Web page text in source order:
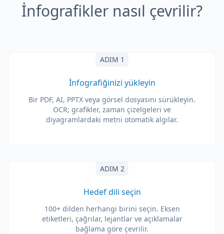
İnfografikler nasıl çevrilir?
ADIM 1
İnfografiğinizi yükleyin
Bir PDF, AI, PPTX veya görsel dosyasını sürükleyin.
OCR; grafikler, zaman çizelgeleri ve
diyagramlardaki metni otomatik algılar.
ADIM 2
Hedef dili seçin
100+ dilden herhangi birini seçin. Eksen
etiketleri, çağrılar, lejantlar ve açıklamalar
bağlama göre çevrilir.